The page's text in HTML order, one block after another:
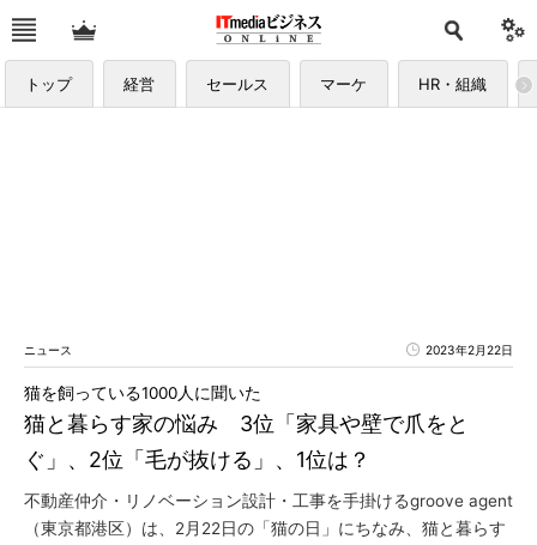
トップ 経営 セールス マーケ HR・組織
ニュース 2023年2月22日
猫と暮らす家の悩み 3位「家具や壁で爪をと
ぐ」、2位「毛が抜ける」、1位は？
猫を飼っている1000人に聞いた
不動産仲介・リノベーション設計・工事を手掛けるgroove agent
（東京都港区）は、2月22日の「猫の日」にちなみ、猫と暮らす